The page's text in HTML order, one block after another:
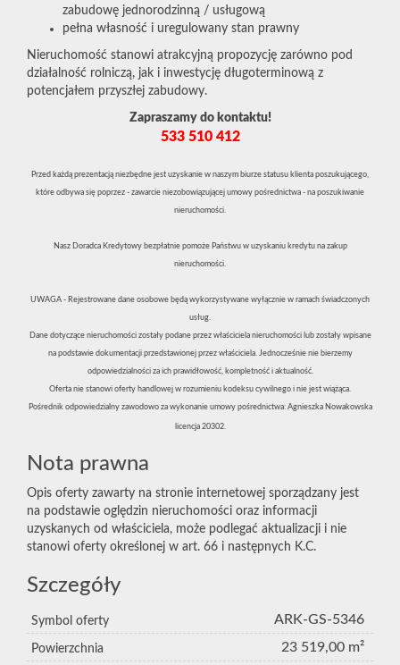
zabudowę jednorodzinną / usługową
pełna własność i uregulowany stan prawny
Nieruchomość stanowi atrakcyjną propozycję zarówno pod
działalność rolniczą, jak i inwestycję długoterminową z
potencjałem przyszłej zabudowy.
Zapraszamy do kontaktu!
533 510 412
Przed każdą prezentacją niezbędne jest uzyskanie w naszym biurze statusu klienta poszukującego,
które odbywa się poprzez - zawarcie niezobowiązującej umowy pośrednictwa - na poszukiwanie
nieruchomości.
Nasz Doradca Kredytowy bezpłatnie pomoże Państwu w uzyskaniu kredytu na zakup
nieruchomości.
UWAGA - Rejestrowane dane osobowe będą wykorzystywane wyłącznie w ramach świadczonych
usług.
Dane dotyczące nieruchomości zostały podane przez właściciela nieruchomości lub zostały wpisane
na podstawie dokumentacji przedstawionej przez właściciela. Jednocześnie nie bierzemy
odpowiedzialności za ich prawidłowość, kompletność i aktualność.
Oferta nie stanowi oferty handlowej w rozumieniu kodeksu cywilnego i nie jest wiążąca.
Pośrednik odpowiedzialny zawodowo za wykonanie umowy pośrednictwa: Agnieszka Nowakowska
licencja 20302.
Nota prawna
Opis oferty zawarty na stronie internetowej sporządzany jest
na podstawie oględzin nieruchomości oraz informacji
uzyskanych od właściciela, może podlegać aktualizacji i nie
stanowi oferty określonej w art. 66 i następnych K.C.
Szczegóły
Symbol oferty ARK-GS-5346
Powierzchnia 23 519,00 m²